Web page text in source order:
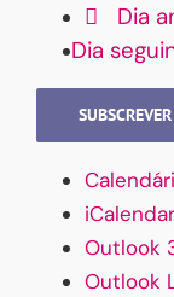
Dia
Dia
iCalendar
Outlook
Outlook